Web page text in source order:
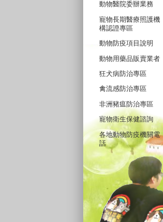
動物醫院委辦業務
寵物長期醫療照護機
構認證專區
動物防疫項目說明
動物用藥品販賣業者
狂犬病防治專區
禽流感防治專區
非洲豬瘟防治專區
寵物衛生保健諮詢
各地動物防疫機關電
話